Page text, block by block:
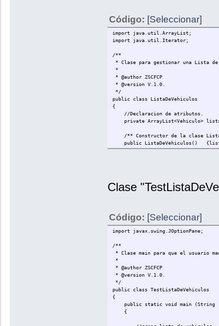
// METODOS SETTERS
public String getMatricula()
public MarcaDeVehiculo
public void darMarca (int
switch (seleccion) {
case 0: setMarca
case 1: setMarca
case 2: setMarca
case 3: setMarca
case 4: setMarca
default: break;
} // fin del switch
}
Código: [Seleccionar]
import java.util.ArrayList;
import java.util.Iterator;
/**
* Clase para gestionar una Lista
*
* @author ZSCFCP
* @version V.1.0.
*/
public class ListaDeVehiculos
{
//Declaracion de atributos.
private ArrayList<Vehiculo>
/** Constructor de la clase
public ListaDeVehiculos()
public Vehiculo
}
/** Método para devolver el
{ if (posicion>=0 &&
{return
else {return null;}
}
/** Método para devolver el
public int
/** Método para listar los
public void
Clase
Código: [Seleccionar]
import javax.swing.JOptionPane;
/**
* Clase main para que el usuario
*
* @author ZSCFCP
* @version V.1.0.
*/
public class TestListaDeVehiculos
{
public static void main (String
{